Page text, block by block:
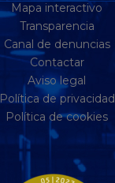
Mapa interactivo
Transparencia
Canal de denuncias
Contactar
Aviso legal
Política de privacidad
Política de cookies